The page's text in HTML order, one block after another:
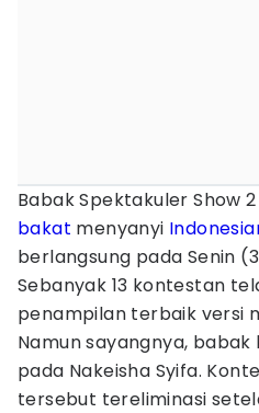
Babak Spektakuler Show
bakat menyanyi
berlangsung pada Senin
Sebanyak 13 kontestan
penampilan terbaik versi
Namun sayangnya,
pada Nakeisha Syifa.
tersebut tereliminasi